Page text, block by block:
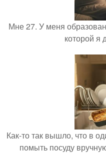
Мне 27. У меня
которой я
Как-то так вышло, что в
помыть посуду